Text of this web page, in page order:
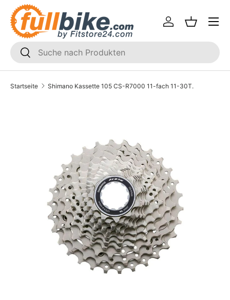
Direkt zum Inhalt
SUCHEN
Suchen
Einloggen
Menü
Startseite Shimano Kassette 105 CS-R7000 11-fach 11-30T.